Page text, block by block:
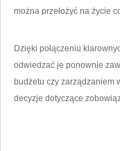
można przełożyć na życie
Dzięki połączeniu
odwiedzać je ponownie
budżetu czy zarządzaniem
decyzje dotyczące